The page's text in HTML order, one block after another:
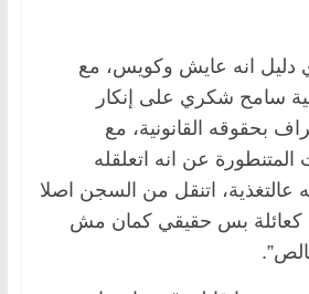
دليل انه عايش وكويس، مع
سامح شكري على إنكار
بحقوقه القانونية، مع
المتنطورة عن انه اتعلقله
عالتغذية، اتنقل من السجن اصلا
كعائلة بس حقيقي كمان مش